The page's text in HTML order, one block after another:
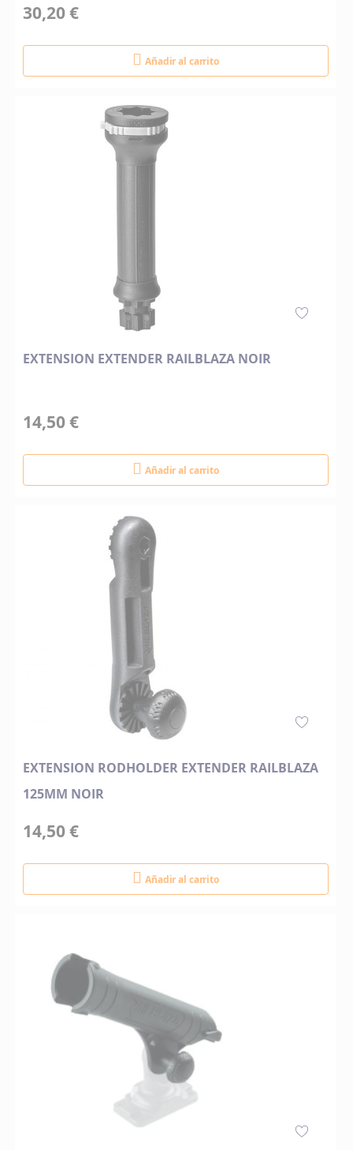
30,20 €
Añadir al carrito
EXTENSION EXTENDER RAILBLAZA NOIR
14,50 €
Añadir al carrito
EXTENSION RODHOLDER EXTENDER RAILBLAZA
125MM NOIR
14,50 €
Añadir al carrito